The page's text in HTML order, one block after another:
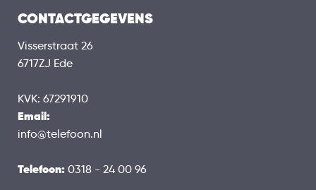
CONTACTGEGEVENS
Visserstraat 26
6717ZJ Ede
KVK: 67291910
Email:
info@telefoon.nl
Telefoon: 0318 - 24 00 96